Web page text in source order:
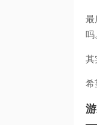
最
吗
其
希